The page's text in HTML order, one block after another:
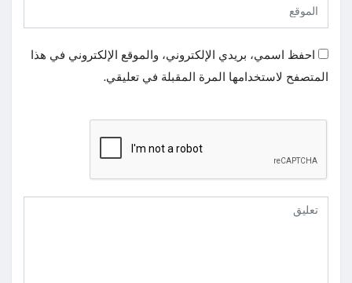
احفظ اسمي، بريدي الإلكتروني، والموقع الإلكتروني في هذا
المتصفح لاستخدامها المرة المقبلة في تعليقي.